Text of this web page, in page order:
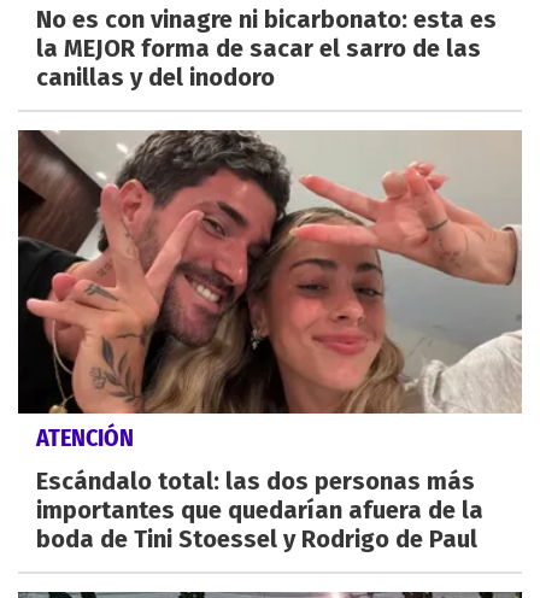
No es con vinagre ni bicarbonato: esta es
la MEJOR forma de sacar el sarro de las
canillas y del inodoro
ATENCIÓN
Escándalo total: las dos personas más
importantes que quedarían afuera de la
boda de Tini Stoessel y Rodrigo de Paul